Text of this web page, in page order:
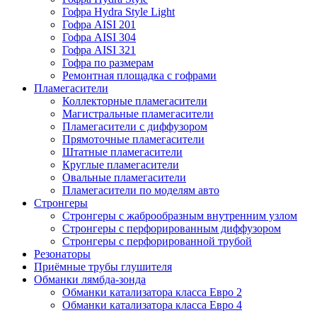
Гофра Hydra Style Light
Гофра AISI 201
Гофра AISI 304
Гофра AISI 321
Гофра по размерам
Ремонтная площадка с гофрами
Пламегасители
Коллекторные пламегасители
Магистральные пламегасители
Пламегасители с диффузором
Прямоточные пламегасители
Штатные пламегасители
Круглые пламегасители
Овальные пламегасители
Пламегасители по моделям авто
Стронгеры
Стронгеры с жаброобразным внутренним узлом
Стронгеры с перфорированным диффузором
Стронгеры с перфорированной трубой
Резонаторы
Приёмные трубы глушителя
Обманки лямбда-зонда
Обманки катализатора класса Евро 2
Обманки катализатора класса Евро 4